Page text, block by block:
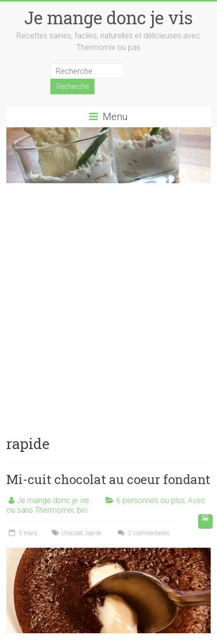
contentJe mange donc je vis
Recettes saines, faciles, naturelles et délicieuses avec
Thermomix ou pas
Menu
rapide
Mi-cuit chocolat au coeur fondant
Je mange donc je vis 6 personnes ou plus,Avec
ou sans Thermomix, bio
5 mars chocolat, rapide 2 commentaires